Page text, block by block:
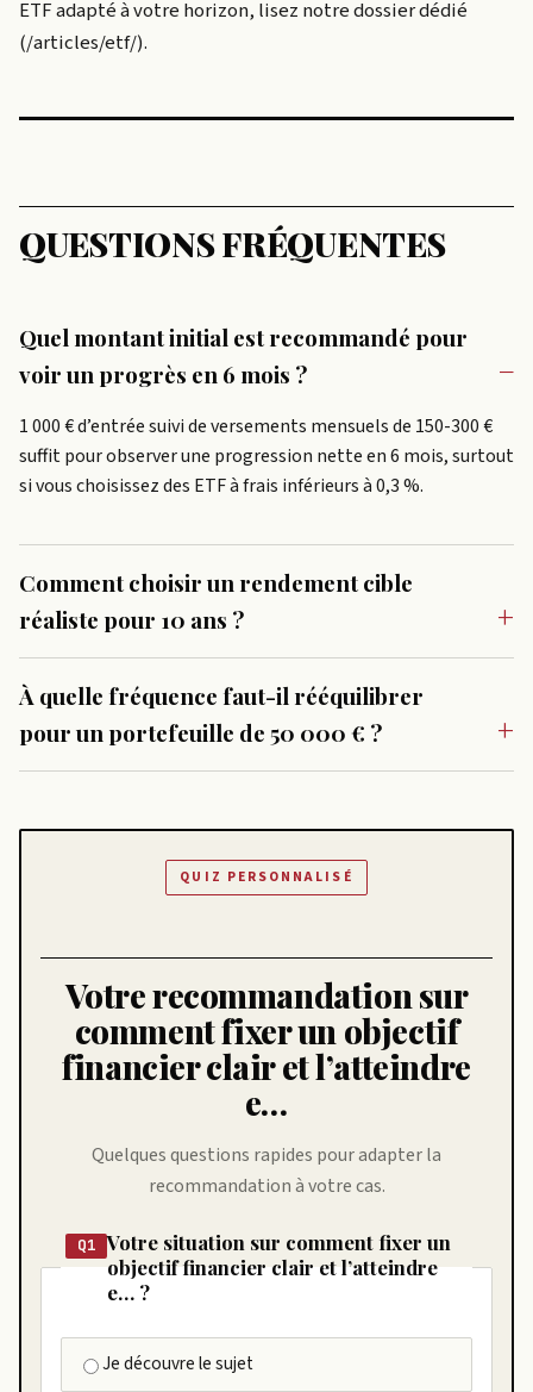
ETF adapté à votre horizon, lisez notre dossier dédié
(/articles/etf/).
QUESTIONS FRÉQUENTES
Quel montant initial est recommandé pour
voir un progrès en 6 mois ?
1 000 € d’entrée suivi de versements mensuels de 150-300 €
suffit pour observer une progression nette en 6 mois, surtout
si vous choisissez des ETF à frais inférieurs à 0,3 %.
Comment choisir un rendement cible
réaliste pour 10 ans ?
À quelle fréquence faut-il rééquilibrer
pour un portefeuille de 50 000 € ?
QUIZ PERSONNALISÉ
Votre recommandation sur
comment fixer un objectif
financier clair et l’atteindre
e…
Quelques questions rapides pour adapter la
recommandation à votre cas.
Q1 Votre situation sur comment fixer un
objectif financier clair et l’atteindre
e… ?
Je découvre le sujet